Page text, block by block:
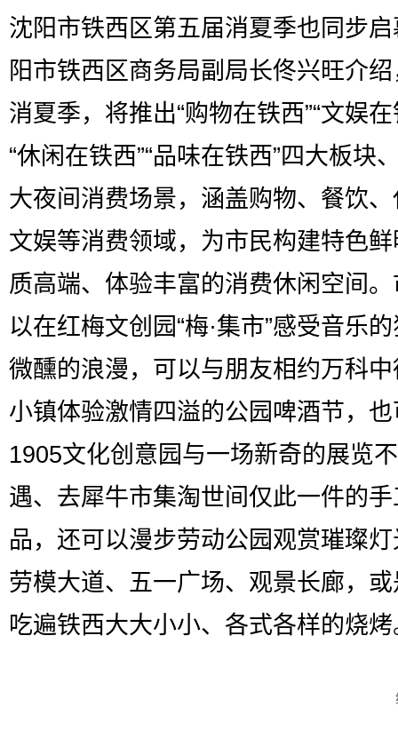
沈阳市铁西区第五届消夏季也同步
阳市铁西区商务局副局长佟兴旺介
消夏季，将推出“购物在铁西”“文娱在
“休闲在铁西”“品味在铁西”四大板块
大夜间消费场景，涵盖购物、餐饮
文娱等消费领域，为市民构建特色
质高端、体验丰富的消费休闲空间
以在红梅文创园“梅·集市”感受音乐
微醺的浪漫，可以与朋友相约万科
小镇体验激情四溢的公园啤酒节，
1905文化创意园与一场新奇的展览
遇、去犀牛市集淘世间仅此一件的
品，还可以漫步劳动公园观赏璀璨
劳模大道、五一广场、观景长廊，
吃遍铁西大大小小、各式各样的烧烤